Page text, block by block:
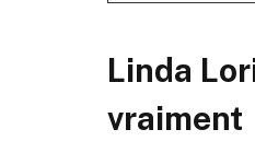
Linda
vraiment